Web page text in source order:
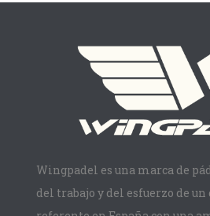
Wingpadel es una marca de
del trabajo y del esfuerzo de